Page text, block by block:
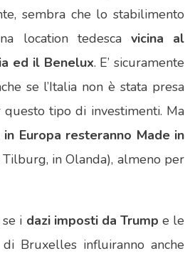
sembra che lo stabilimento
location tedesca vicina al
ed il Benelux. E’ sicuramente
se l’Italia non è stata presa
questo tipo di investimenti. Ma
Europa resteranno Made in
in Olanda), almeno per
i dazi imposti da Trump e le
Bruxelles influiranno anche